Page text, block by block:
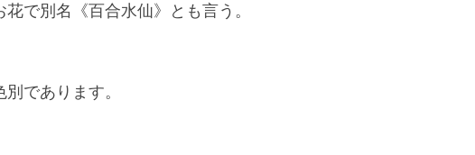
で別名《百合水仙》とも言う。
であります。